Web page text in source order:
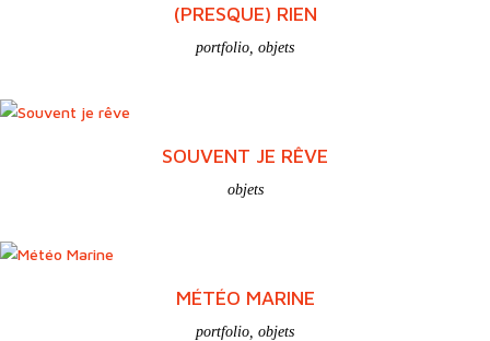
(PRESQUE) RIEN
portfolio objets
SOUVENT JE RÊVE
objets
MÉTÉO MARINE
portfolio objets